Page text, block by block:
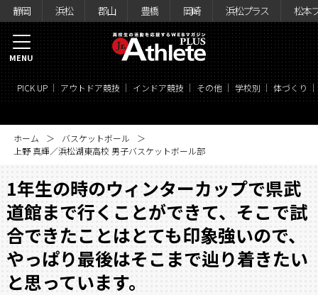
静岡 浜松 郡山 豊橋 岡崎 浜松プラス 松本
PICK UP アウトドア競技 インドア競技 その他 学校別 体づくり
MENU
ホーム
バスケットボール
上野 真輝／浜松湖東高校 男子バスケットボール部
1年生の時のウィンターカップで県武
道館まで行くことができて、そこで試
合できたことはとても印象強いので、
やっぱり最後はそこまで辿り着きたい
と思っています。